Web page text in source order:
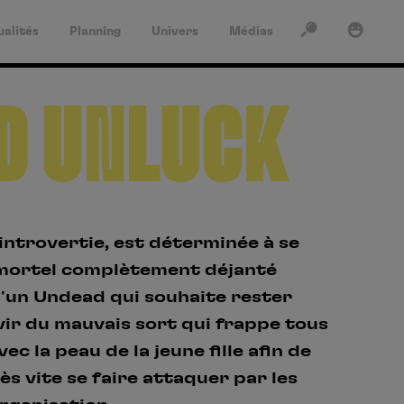
Planning Univers Médias
UNLUCK
est déterminée à se
complètement déjanté
Undead qui souhaite rester
du mauvais sort qui frappe tous
la peau de la jeune fille afin de
vite se faire attaquer par les
ACTUALITÉS
PLANNING
UNIVERS
MÉDIAS
VINYLES
RECHERCHER
Rechercher
POPULAIRES
SE CONNECTER
Se connecter Mot de passe oublié?
Pas encore de compte ?
Créez un compte en quelques clics pour donner votre
exclusives.